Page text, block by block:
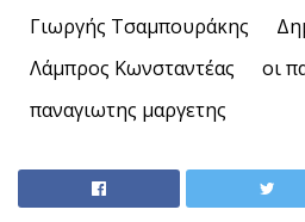
Γιωργής Τσαμπουράκης
Λάμπρος Κωνσταντέας
οι
παναγιωτης μαργετης